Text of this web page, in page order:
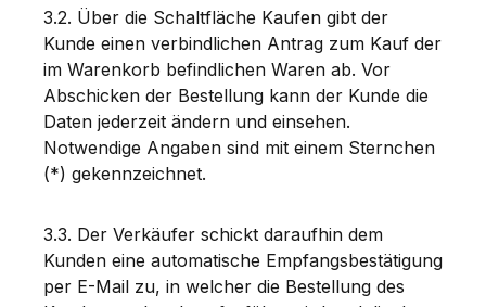
3.2. Über die Schaltfläche Kaufen gibt der
Kunde einen verbindlichen Antrag zum Kauf der
im Warenkorb befindlichen Waren ab. Vor
Abschicken der Bestellung kann der Kunde die
Daten jederzeit ändern und einsehen.
Notwendige Angaben sind mit einem Sternchen
(*) gekennzeichnet.
3.3. Der Verkäufer schickt daraufhin dem
Kunden eine automatische Empfangsbestätigung
per E-Mail zu, in welcher die Bestellung des